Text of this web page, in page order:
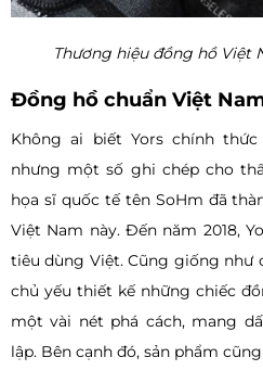
Thương hiệu đồng hồ Việt
Đồng hồ chuẩn Việt Nam
Không ai biết Yors chính
nhưng một số ghi chép cho
họa sĩ quốc tế tên SoHm đã
Việt Nam này. Đến năm 2018,
tiêu dùng Việt. Cũng giống như
chủ yếu thiết kế những chiếc
một vài nét phá cách, mang
lập. Bên cạnh đó, sản phẩm